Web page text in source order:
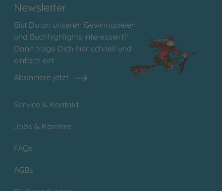
Newsletter
Bist Du an unseren Gewinnspielen
und Buchhighlights interessiert?
Dann trage Dich hier schnell und
einfach ein!
Abonniere jetzt
Service & Kontakt
Jobs & Karriere
FAQs
AGBs